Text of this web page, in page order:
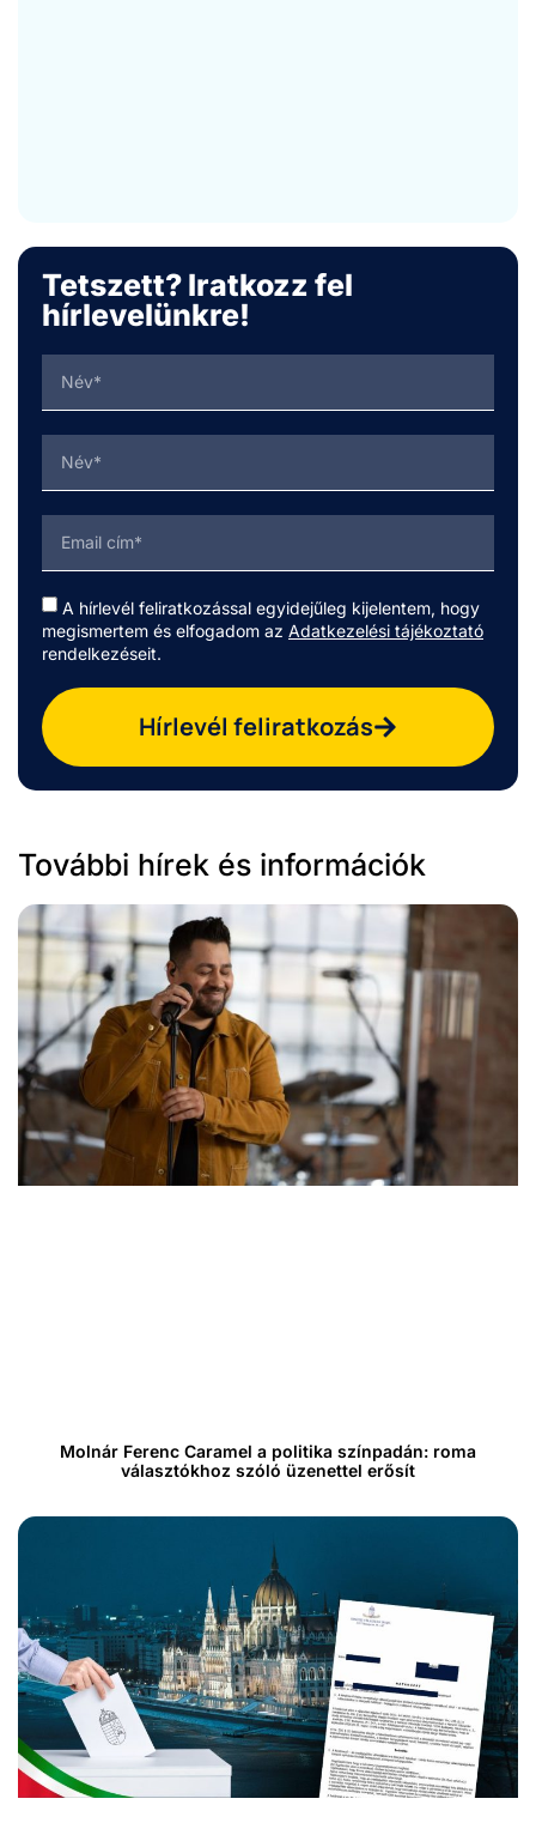
Tetszett? Iratkozz fel
hírlevelünkre!
A hírlevél feliratkozással egyidejűleg kijelentem, hogy
megismertem és elfogadom az Adatkezelési tájékoztató
rendelkezéseit.
Hírlevél feliratkozás
További hírek és információk
Molnár Ferenc Caramel a politika színpadán: roma
választókhoz szóló üzenettel erősít